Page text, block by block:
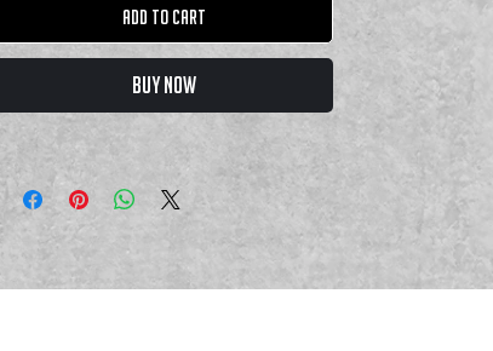
Add to Cart
Buy Now